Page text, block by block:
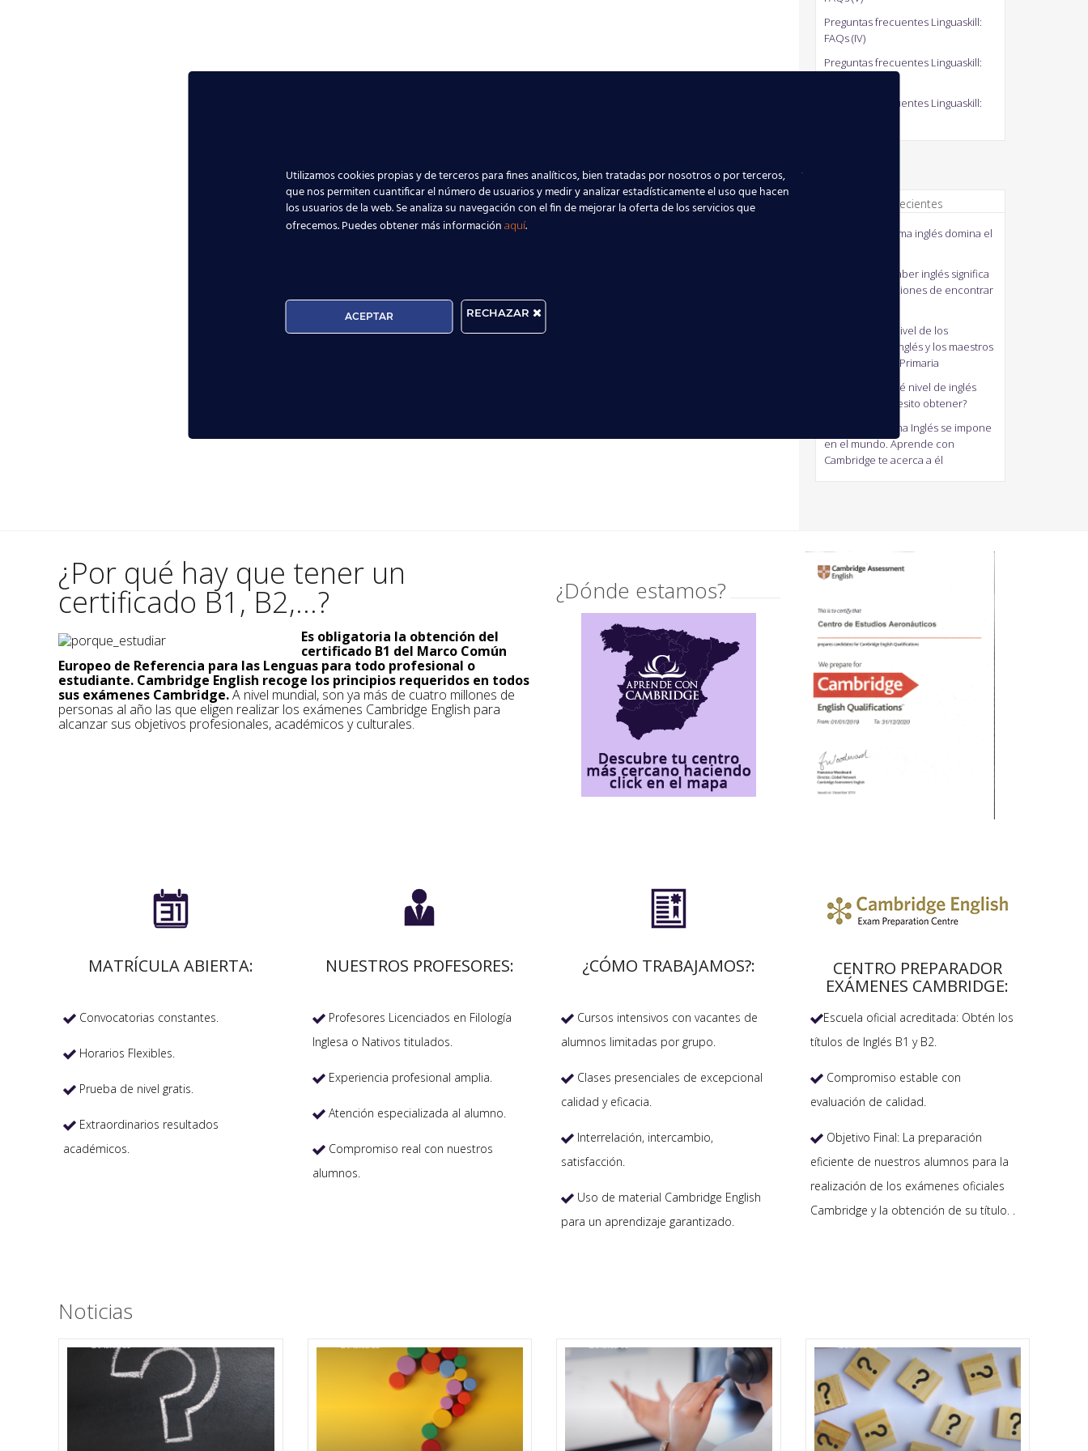
Preguntas frecuentes Linguaskill:
FAQs (IV)
Preguntas frecuentes Linguaskill:
Preguntas frecuentes Linguaskill:
Comentarios recientes
El idioma inglés domina el
Saber inglés significa
mejorar tus opciones de encontrar
Bajo nivel de los
profesores de inglés y los maestros
generalistas de Primaria
¿Qué nivel de inglés
Cambridge necesito obtener?
El Idioma Inglés se impone
en el mundo. Aprende con
Cambridge te acerca a él
¿Por qué hay que tener un
certificado B1, B2,...?
Es obligatoria la obtención del
certificado B1 del Marco Común
Europeo de Referencia para las Lenguas para todo profesional o
estudiante. Cambridge English recoge los principios requeridos en todos
sus exámenes Cambridge.A nivel mundial, son ya más de cuatro millones de
personas al año las que eligen realizar los exámenes Cambridge English para
alcanzar sus objetivos profesionales, académicos y culturales.
¿Dónde estamos?

MATRÍCULA ABIERTA:
 Convocatorias constantes.
 Horarios Flexibles.
 Prueba de nivel gratis.
 Extraordinarios resultados
académicos.

NUESTROS PROFESORES:
Profesores Licenciados en Filología
Inglesa o Nativos titulados.
Experiencia profesional amplia.
Atención especializada al alumno.
Compromiso real con nuestros
alumnos.

¿CÓMO TRABAJAMOS?:
 Cursos intensivos con vacantes de
alumnos limitadas por grupo.
 Clases presenciales de excepcional
calidad y eficacia.
 Interrelación, intercambio,
satisfacción.
 Uso de material Cambridge English
para un aprendizaje garantizado.
CENTRO PREPARADOR
EXÁMENES CAMBRIDGE:
Escuela oficial acreditada: Obtén los
títulos de Inglés B1 y B2.
Compromiso estable con
evaluación de calidad.
Objetivo Final: La preparación
eficiente de nuestros alumnos para la
realización de los exámenes oficiales
Cambridge y la obtención de su título. .
Noticias
Utilizamos cookies propias y de terceros para fines analíticos, bien tratadas por nosotros o por terceros,
que nos permiten cuantificar el número de usuarios y medir y analizar estadísticamente el uso que hacen
los usuarios de la web. Se analiza su navegación con el fin de mejorar la oferta de los servicios que
ofrecemos. Puedes obtener más información aquí.
ACEPTAR RECHAZAR